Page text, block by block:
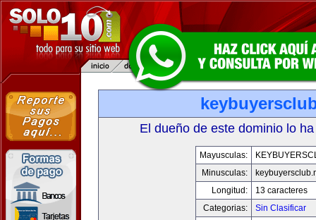
El dueño de este dominio lo
Mayusculas:
Minusculas:
Longitud:
13 caracteres
Categorias:
Sin Clasificar